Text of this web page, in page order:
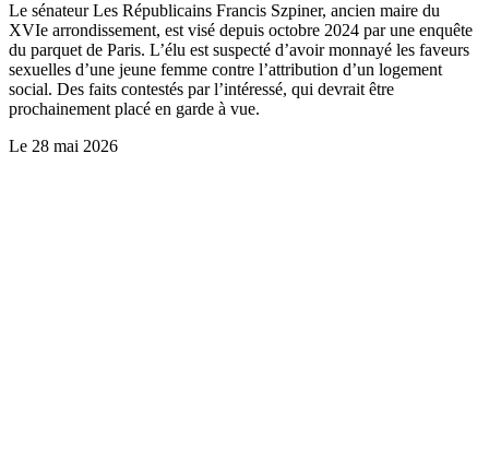
Le sénateur Les Républicains Francis Szpiner, ancien maire du
XVIe arrondissement, est visé depuis octobre 2024 par une enquête
du parquet de Paris. L’élu est suspecté d’avoir monnayé les faveurs
sexuelles d’une jeune femme contre l’attribution d’un logement
social. Des faits contestés par l’intéressé, qui devrait être
prochainement placé en garde à vue.
Le 28 mai 2026